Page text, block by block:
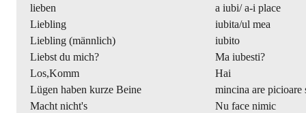
lieben
a iubi/ a-i place
Liebling
iubita/ul mea
Liebling (männlich)
iubito
Liebst du mich?
Ma iubesti?
Los,Komm
Hai
Lügen haben kurze Beine
mincina are picioare
Macht nicht's
Nu face nimic